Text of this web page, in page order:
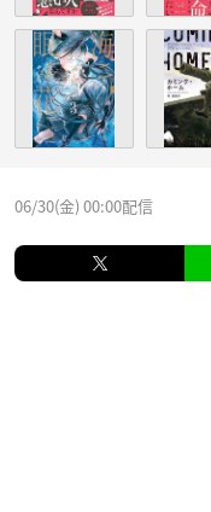
06/30(金) 00:00配信